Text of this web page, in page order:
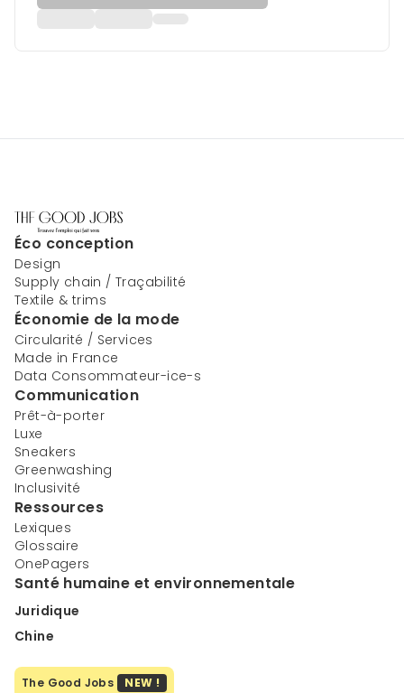
Éco conception
Design
Supply chain / Traçabilité
Textile & trims
Économie de la mode
Circularité / Services
Made in France
Data Consommateur-ice-s
Communication
Prêt-à-porter
Luxe
Sneakers
Greenwashing
Inclusivité
Ressources
Lexiques
Glossaire
OnePagers
Santé humaine et environnementale
Juridique
Chine
The Good Jobs NEW !